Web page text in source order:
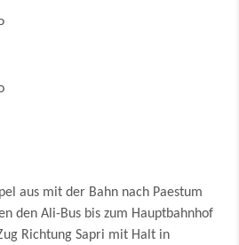
aus mit der Bahn nach Paestum
den Ali-Bus bis zum Hauptbahnhof
Richtung Sapri mit Halt in